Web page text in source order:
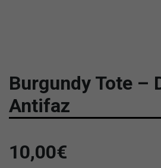
Burgundy Tote –
Antifaz
10,00€